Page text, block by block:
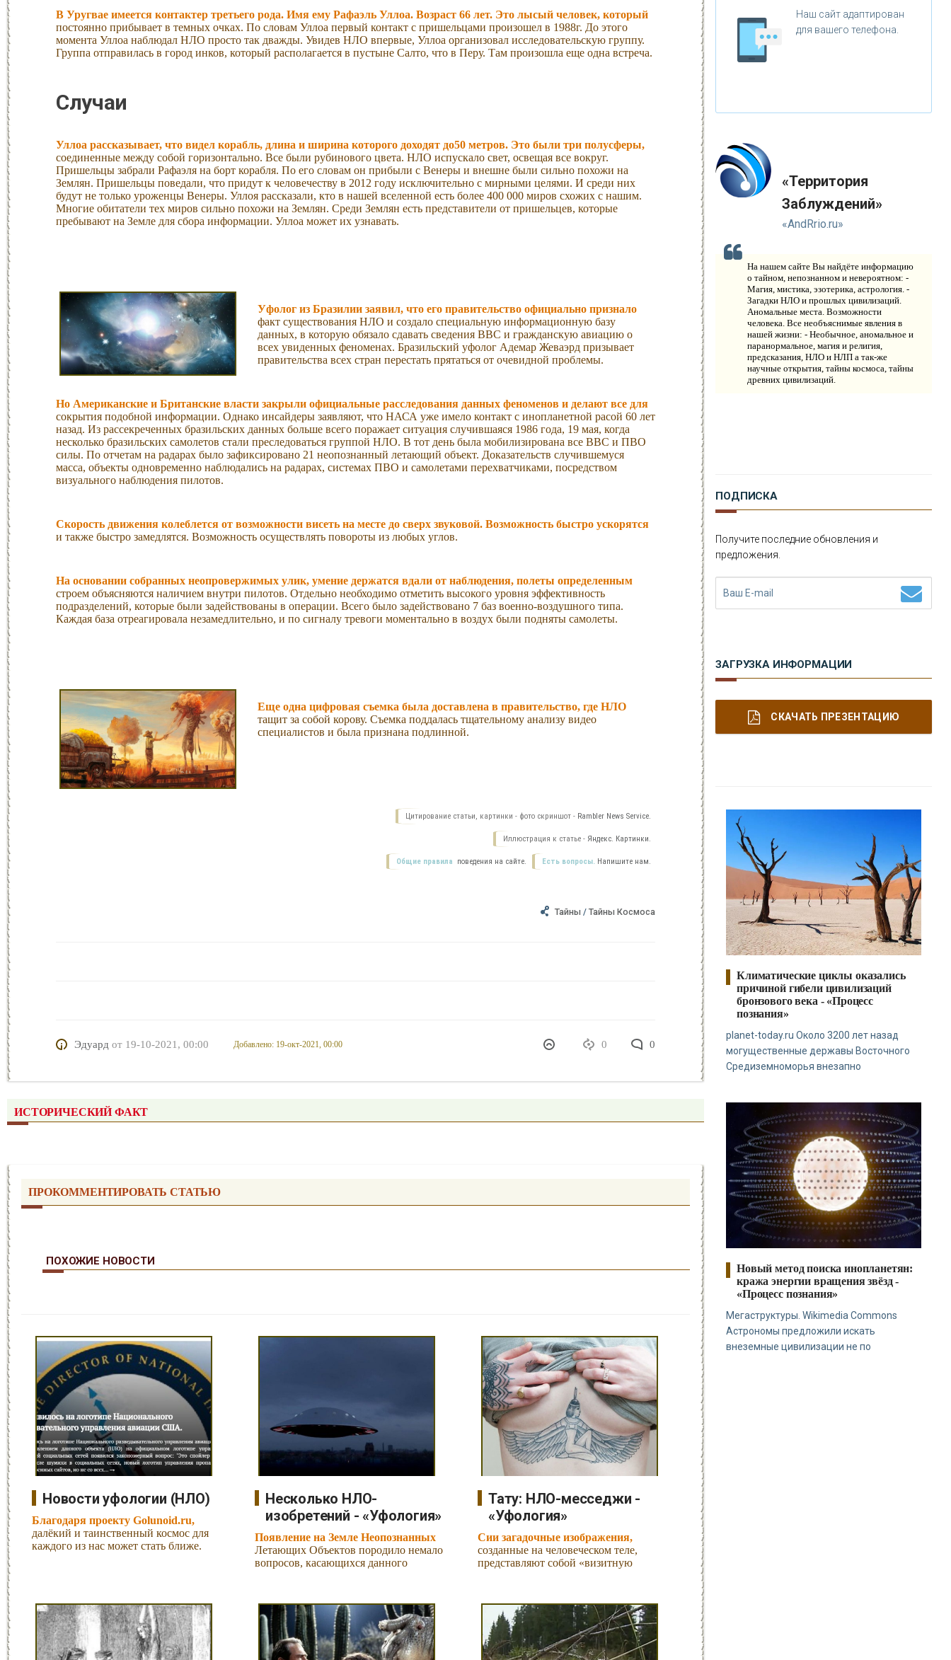
В Уругвае имеется контактер третьего рода. Имя ему Рафаэль Уллоа. Возраст 66 лет. Это лысый человек, который
постоянно прибывает в темных очках. По словам Уллоа первый контакт с пришельцами произошел в 1988г. До этого
момента Уллоа наблюдал НЛО просто так дважды. Увидев НЛО впервые, Уллоа организовал исследовательскую группу.
Группа отправилась в город инков, который располагается в пустыне Салто, что в Перу. Там произошла еще одна встреча.
Случаи
Уллоа рассказывает, что видел корабль, длина и ширина которого доходят до50 метров. Это были три полусферы,
соединенные между собой горизонтально. Все были рубинового цвета. НЛО испускало свет, освещая все вокруг.
Пришельцы забрали Рафаэля на борт корабля. По его словам он прибыли с Венеры и внешне были сильно похожи на
Землян. Пришельцы поведали, что придут к человечеству в 2012 году исключительно с мирными целями. И среди них
будут не только уроженцы Венеры. Уллоя рассказали, кто в нашей вселенной есть более 400 000 миров схожих с нашим.
Многие обитатели тех миров сильно похожи на Землян. Среди Землян есть представители от пришельцев, которые
пребывают на Земле для сбора информации. Уллоа может их узнавать.
Уфолог из Бразилии заявил, что его правительство официально признало
факт существования НЛО и создало специальную информационную базу
данных, в которую обязало сдавать сведения ВВС и гражданскую авиацию о
всех увиденных феноменах. Бразильский уфолог Адемар Жеваэрд призывает
правительства всех стран перестать прятаться от очевидной проблемы.
Но Американские и Британские власти закрыли официальные расследования данных феноменов и делают все для
сокрытия подобной информации. Однако инсайдеры заявляют, что НАСА уже имело контакт с инопланетной расой 60 лет
назад. Из рассекреченных бразильских данных больше всего поражает ситуация случившаяся 1986 года, 19 мая, когда
несколько бразильских самолетов стали преследоваться группой НЛО. В тот день была мобилизирована все ВВС и ПВО
силы. По отчетам на радарах было зафиксировано 21 неопознанный летающий объект. Доказательств случившемуся
масса, объекты одновременно наблюдались на радарах, системах ПВО и самолетами перехватчиками, посредством
визуального наблюдения пилотов.
Скорость движения колеблется от возможности висеть на месте до сверх звуковой. Возможность быстро ускорятся
и также быстро замедлятся. Возможность осуществлять повороты из любых углов.
На основании собранных неопровержимых улик, умение держатся вдали от наблюдения, полеты определенным
строем объясняются наличием внутри пилотов. Отдельно необходимо отметить высокого уровня эффективность
подразделений, которые были задействованы в операции. Всего было задействовано 7 баз военно-воздушного типа.
Каждая база отреагировала незамедлительно, и по сигналу тревоги моментально в воздух были подняты самолеты.
Еще одна цифровая съемка была доставлена в правительство, где НЛО
тащит за собой корову. Съемка поддалась тщательному анализу видео
специалистов и была признана подлинной.
Цитирование статьи, картинки - фото скриншот - Rambler News Service.
Иллюстрация к статье - Яндекс. Картинки.
Есть вопросы. Напишите нам.
Общие правила поведения на сайте.
Тайны /Тайны Космоса
0 0
Эдуард от 19-10-2021, 00:00 Добавлено: 19-окт-2021, 00:00
ИСТОРИЧЕСКИЙ ФАКТ
ПРОКОММЕНТИРОВАТЬ СТАТЬЮ
ПОХОЖИЕ НОВОСТИ
Новости уфологии (НЛО)
Благодаря проекту Golunoid.ru,
далёкий и таинственный космос для
каждого из нас может стать ближе.
Несколько НЛО-
изобретений - «Уфология»
Появление на Земле Неопознанных
Летающих Объектов породило немало
вопросов, касающихся данного
Тату: НЛО-месседжи -
«Уфология»
Сии загадочные изображения,
созданные на человеческом теле,
представляют собой «визитную
ЕПОЗНАННОЕ
ИСТИКА
ОРУЖИЕ
КАТАКЛИЗМЫ
КЛОНИРОВАНИЕ
ОВЫЕ ТЕХНОЛОГИИ
П
ЛАНЕТА ЗЕМЛЯ
ИДЕО НОВОСТИ
СТОРИЯ ОБО ВСЕМ НА СВЕТЕ
КОМПАНИИ
Наш сайт адаптирован
для вашего телефона.
«Территория
Заблуждений»
«AndRrio.ru»
На нашем сайте Вы найдёте информацию
о тайном, непознанном и невероятном: -
Магия, мистика, эзотерика, астрология. -
Загадки НЛО и прошлых цивилизаций.
Аномальные места. Возможности
человека. Все необъяснимые явления в
нашей жизни: - Необычное, аномальное и
паранормальное, магия и религия,
предсказания, НЛО и НЛП а так-же
научные открытия, тайны космоса, тайны
древних цивилизаций.
ПОДПИСКА
Получите последние обновления и
предложения.
ЗАГРУЗКА ИНФОРМАЦИИ
СКАЧАТЬ ПРЕЗЕНТАЦИЮ
Климатические циклы оказались
причиной гибели цивилизаций
бронзового века - «Процесс
познания»
planet-today.ru Около 3200 лет назад
могущественные державы Восточного
Средиземноморья внезапно
Новый метод поиска инопланетян:
кража энергии вращения звёзд -
«Процесс познания»
Мегаструктуры. Wikimedia Commons
Астрономы предложили искать
внеземные цивилизации не по